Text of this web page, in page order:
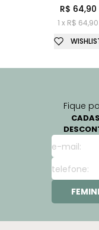
R$ 64,90
1 x R$ 64,90
Fique